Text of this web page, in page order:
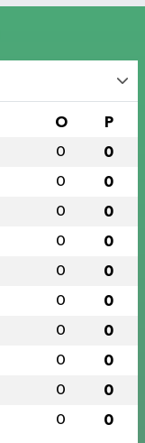
O P
0 0
0 0
0 0
0 0
0 0
0 0
0 0
0 0
0 0
0 0